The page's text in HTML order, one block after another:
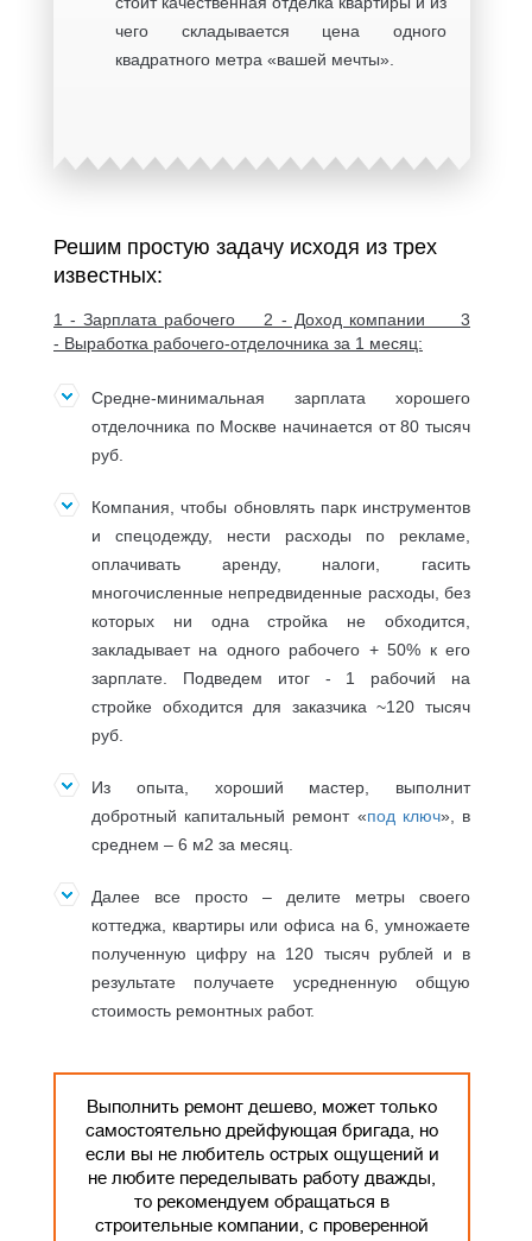
чего складывается цена одного
квадратного метра «вашей мечты».
Решим простую задачу исходя из трех
известных:
1 - Зарплата рабочего 2 - Доход компании 3
- Выработка рабочего-отделочника за 1 месяц:
Средне-минимальная зарплата хорошего
отделочника по Москве начинается от 80 тысяч
руб.
Компания, чтобы обновлять парк инструментов
и спецодежду, нести расходы по рекламе,
оплачивать аренду, налоги, гасить
многочисленные непредвиденные расходы, без
которых ни одна стройка не обходится,
закладывает на одного рабочего + 50% к его
зарплате. Подведем итог - 1 рабочий на
стройке обходится для заказчика ~120 тысяч
руб.
Из опыта, хороший мастер, выполнит
добротный капитальный ремонт «под ключ», в
среднем – 6 м2 за месяц.
Далее все просто – делите метры своего
коттеджа, квартиры или офиса на 6, умножаете
полученную цифру на 120 тысяч рублей и в
результате получаете усредненную общую
стоимость ремонтных работ.
Выполнить ремонт дешево, может только
самостоятельно дрейфующая бригада, но
если вы не любитель острых ощущений и
не любите переделывать работу дважды,
то рекомендуем обращаться в
строительные компании, с проверенной